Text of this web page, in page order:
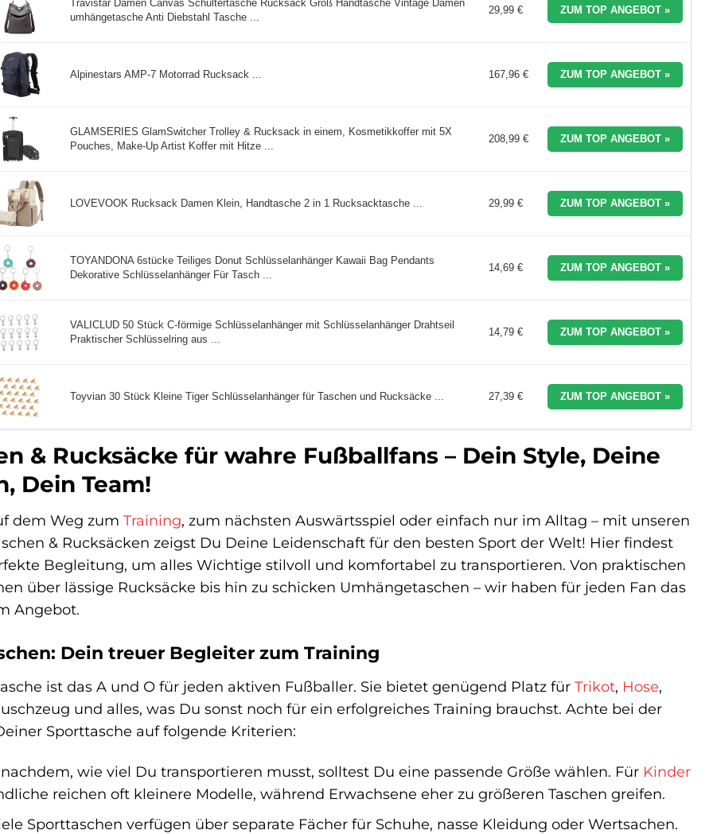
Travistar Damen Canvas Schultertasche Rucksack Groß Handtasche Vintage Damen
umhängetasche Anti Diebstahl Tasche ...
29,99 € ZUM TOP ANGEBOT »
Alpinestars AMP-7 Motorrad Rucksack ... 167,96 € ZUM TOP ANGEBOT »
GLAMSERIES GlamSwitcher Trolley & Rucksack in einem, Kosmetikkoffer mit 5X
Pouches, Make-Up Artist Koffer mit Hitze ...
208,99 € ZUM TOP ANGEBOT »
LOVEVOOK Rucksack Damen Klein, Handtasche 2 in 1 Rucksacktasche ... 29,99 € ZUM TOP ANGEBOT »
TOYANDONA 6stücke Teiliges Donut Schlüsselanhänger Kawaii Bag Pendants
Dekorative Schlüsselanhänger Für Tasch ...
14,69 € ZUM TOP ANGEBOT »
VALICLUD 50 Stück C-förmige Schlüsselanhänger mit Schlüsselanhänger Drahtseil
Praktischer Schlüsselring aus ...
14,79 € ZUM TOP ANGEBOT »
Toyvian 30 Stück Kleine Tiger Schlüsselanhänger für Taschen und Rucksäcke ... 27,39 € ZUM TOP ANGEBOT »
& Rucksäcke für wahre Fußballfans – Dein Style, Deine
Dein Team!
dem Weg zum Training, zum nächsten Auswärtsspiel oder einfach nur im Alltag – mit unseren
& Rucksäcken zeigst Du Deine Leidenschaft für den besten Sport der Welt! Hier findest
Begleitung, um alles Wichtige stilvoll und komfortabel zu transportieren. Von praktischen
über lässige Rucksäcke bis hin zu schicken Umhängetaschen – wir haben für jeden Fan das
Angebot.
Dein treuer Begleiter zum Training
ist das A und O für jeden aktiven Fußballer. Sie bietet genügend Platz für Trikot, Hose,
und alles, was Du sonst noch für ein erfolgreiches Training brauchst. Achte bei der
Sporttasche auf folgende Kriterien:
wie viel Du transportieren musst, solltest Du eine passende Größe wählen. Für Kinder
reichen oft kleinere Modelle, während Erwachsene eher zu größeren Taschen greifen.
Sporttaschen verfügen über separate Fächer für Schuhe, nasse Kleidung oder Wertsachen.